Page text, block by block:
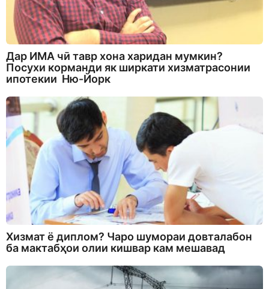
Дар ИМА чӣ тавр хона харидан мумкин?
Посухи корманди як ширкати хизматрасонии
ипотекии Ню-Йорк
Хизмат ё диплом? Чаро шумораи довталабон
ба мактабҳои олии кишвар кам мешавад